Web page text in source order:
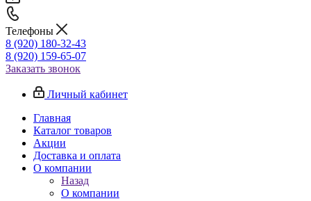
Телефоны
8 (920) 180-32-43
8 (920) 159-65-07
Заказать звонок
Личный кабинет
Главная
Каталог товаров
Акции
Доставка и оплата
О компании
Назад
О компании